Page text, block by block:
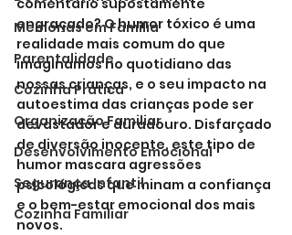
Memórias em Família
Parentalidade
Cozinha Prática
Organização Familiar
Desenvolvimento Emocional
Segurança Infantil
Cozinha Familiar
engraçado? O humor tóxico é uma
realidade mais comum do que
imaginamos no quotidiano das
nossas crianças, e o seu impacto na
autoestima das crianças pode ser
devastador e duradouro. Disfarçado
de diversão inocente, este tipo de
humor mascara agressões
psicológicas que minam a confiança
e o bem-estar emocional dos mais
novos.